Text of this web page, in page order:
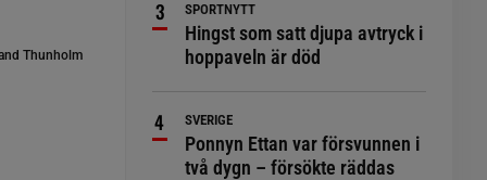
Thunholm
SPORTNYTT
Hingst som satt djupa avtryck i
hoppaveln är död
SVERIGE
Ponnyn Ettan var försvunnen i
två dygn – försökte räddas